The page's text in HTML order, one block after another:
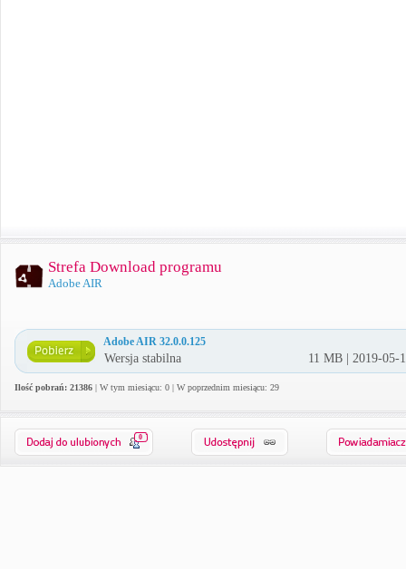
Strefa Download programu
Adobe AIR
Adobe AIR 32.0.0.125
Wersja stabilna 11 MB | 2019-05-
Ilość pobrań: 21386 | W tym miesiącu: 0 | W poprzednim miesiącu: 29
0